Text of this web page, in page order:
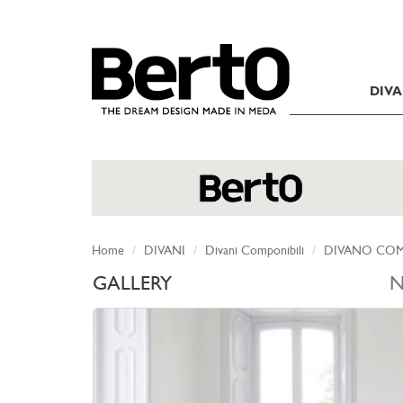
Home DIVANI Divani Componibili DIVANO
GALLERY